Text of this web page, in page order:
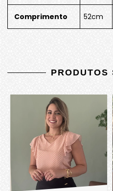
Comprimento 52cm
PRODUTOS